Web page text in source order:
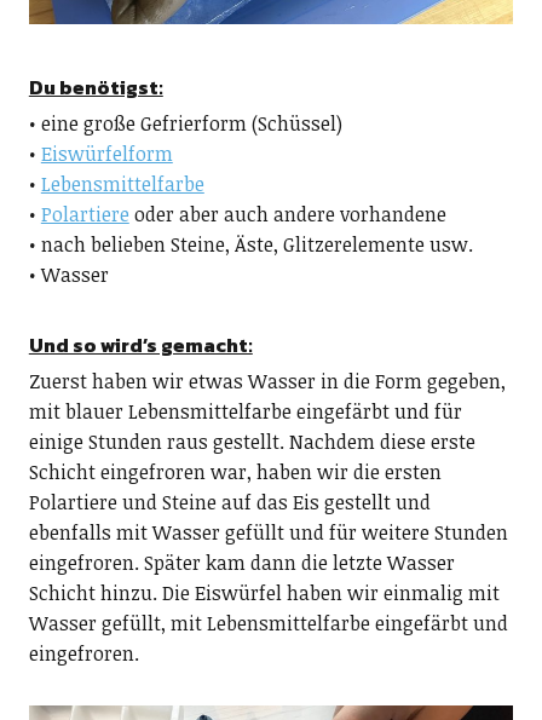
Du benötigst:
• eine große Gefrierform (Schüssel)
• Eiswürfelform
• Lebensmittelfarbe
• Polartiere oder aber auch andere vorhandene
• nach belieben Steine, Äste, Glitzerelemente usw.
• Wasser
Und so wird’s gemacht:
Zuerst haben wir etwas Wasser in die Form gegeben,
mit blauer Lebensmittelfarbe eingefärbt und für
einige Stunden raus gestellt. Nachdem diese erste
Schicht eingefroren war, haben wir die ersten
Polartiere und Steine auf das Eis gestellt und
ebenfalls mit Wasser gefüllt und für weitere Stunden
eingefroren. Später kam dann die letzte Wasser
Schicht hinzu. Die Eiswürfel haben wir einmalig mit
Wasser gefüllt, mit Lebensmittelfarbe eingefärbt und
eingefroren.